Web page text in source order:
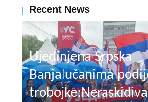
Recent News
Ujedinjena Srpska
Banjalučanima